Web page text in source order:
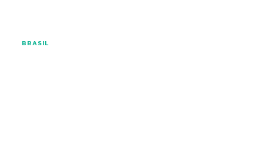
BRASIL